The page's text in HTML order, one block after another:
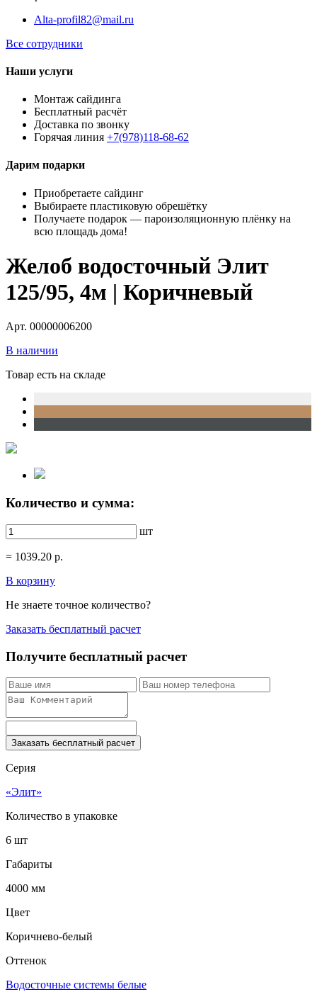
Alta-profil82@mail.ru
Все сотрудники
Наши услуги
Монтаж сайдинга
Бесплатный расчёт
Доставка по звонку
Горячая линия +7(978)118-68-62
Дарим подарки
Приобретаете сайдинг
Выбираете пластиковую обрешётку
Получаете подарок — пароизоляционную плёнку на
всю площадь дома!
Желоб водосточный Элит
125/95, 4м | Коричневый
Арт. 00000006200
В наличии
Товар есть на складе
Количество и сумма:
шт
= 1039.20 р.
В корзину
Не знаете точное количество?
Заказать бесплатный расчет
Получите бесплатный расчет
Заказать бесплатный расчет
Серия
«Элит»
Количество в упаковке
6 шт
Габариты
4000 мм
Цвет
Коричнево-белый
Оттенок
Водосточные системы белые